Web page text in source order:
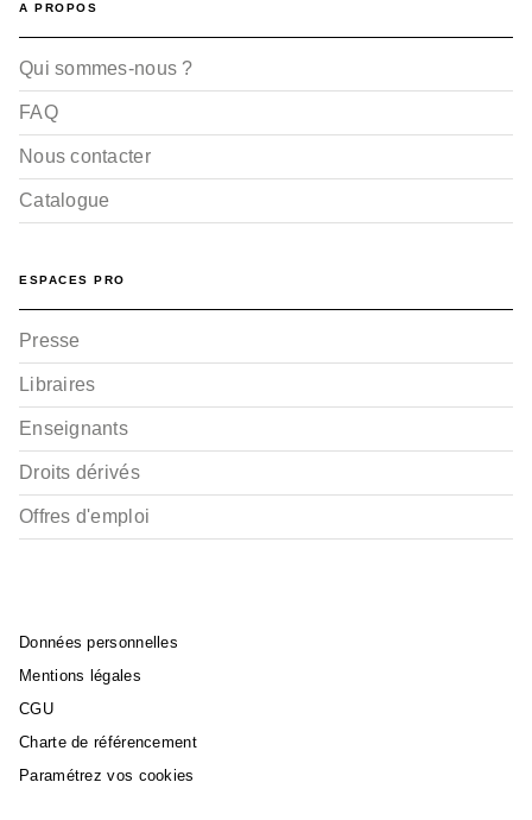
A PROPOS
Qui sommes-nous ?
FAQ
Nous contacter
Catalogue
ESPACES PRO
Presse
Libraires
Enseignants
Droits dérivés
Offres d'emploi
Données personnelles
Mentions légales
CGU
Charte de référencement
Paramétrez vos cookies